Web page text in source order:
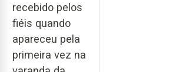
recebido pelos
fiéis quando
apareceu pela
primeira vez na